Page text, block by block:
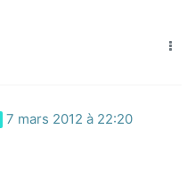
7 mars 2012 à 22:20